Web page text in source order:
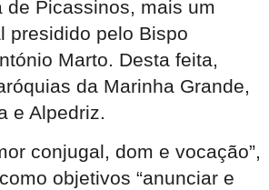
de Picassinos, mais um
presidido pelo Bispo
Marto. Desta feita,
da Marinha Grande,
e Alpedriz.
conjugal, dom e vocação”,
objetivos “anunciar e